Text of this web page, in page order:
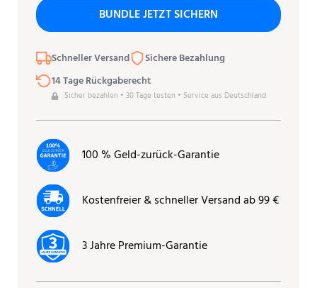
BUNDLE JETZT SICHERN
Schneller Versand
Sichere Bezahlung
14 Tage Rückgaberecht
Sicher bezahlen • 30 Tage testen • Service aus Deutschland
100 % Geld-zurück-Garantie
Kostenfreier & schneller Versand ab 99 €
3 Jahre Premium-Garantie